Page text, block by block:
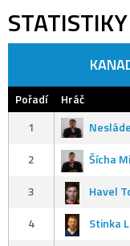
STATISTIKY
Pořadí Hráč
1
2
Šícha
3
Havel
4
Stinka